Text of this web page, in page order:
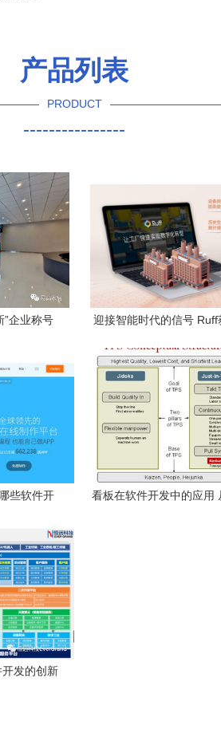
产品列表
PRODUCT
----------------
”企业称号
迎接智能时代的信号
些软件开
看板在软件开发中的应用
发的创新